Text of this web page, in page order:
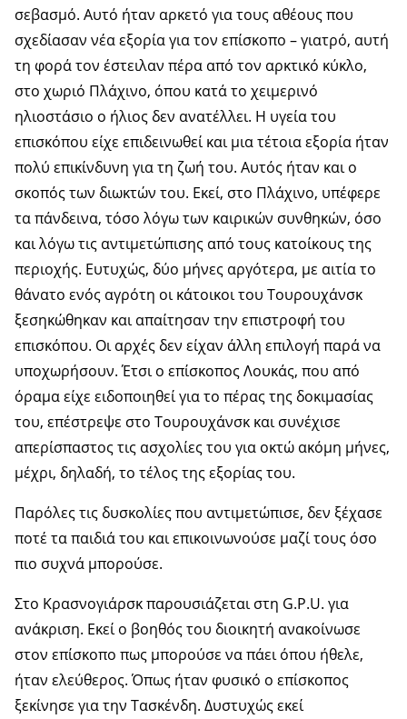
σεβασμό. Αυτό ήταν αρκετό για τους αθέους που
σχεδίασαν νέα εξορία για τον επίσκοπο – γιατρό, αυτή
τη φορά τον έστειλαν πέρα από τον αρκτικό κύκλο,
στο χωριό Πλάχινο, όπου κατά το χειμερινό
ηλιοστάσιο ο ήλιος δεν ανατέλλει. Η υγεία του
επισκόπου είχε επιδεινωθεί και μια τέτοια εξορία ήταν
πολύ επικίνδυνη για τη ζωή του. Αυτός ήταν και ο
σκοπός των διωκτών του. Εκεί, στο Πλάχινο, υπέφερε
τα πάνδεινα, τόσο λόγω των καιρικών συνθηκών, όσο
και λόγω τις αντιμετώπισης από τους κατοίκους της
περιοχής. Ευτυχώς, δύο μήνες αργότερα, με αιτία το
θάνατο ενός αγρότη οι κάτοικοι του Τουρουχάνσκ
ξεσηκώθηκαν και απαίτησαν την επιστροφή του
επισκόπου. Οι αρχές δεν είχαν άλλη επιλογή παρά να
υποχωρήσουν. Έτσι ο επίσκοπος Λουκάς, που από
όραμα είχε ειδοποιηθεί για το πέρας της δοκιμασίας
του, επέστρεψε στο Τουρουχάνσκ και συνέχισε
απερίσπαστος τις ασχολίες του για οκτώ ακόμη μήνες,
μέχρι, δηλαδή, το τέλος της εξορίας του.
Παρόλες τις δυσκολίες που αντιμετώπισε, δεν ξέχασε
ποτέ τα παιδιά του και επικοινωνούσε μαζί τους όσο
πιο συχνά μπορούσε.
Στο Κρασνογιάρσκ παρουσιάζεται στη G.P.U. για
ανάκριση. Εκεί ο βοηθός του διοικητή ανακοίνωσε
στον επίσκοπο πως μπορούσε να πάει όπου ήθελε,
ήταν ελεύθερος. Όπως ήταν φυσικό ο επίσκοπος
ξεκίνησε για την Τασκένδη. Δυστυχώς εκεί